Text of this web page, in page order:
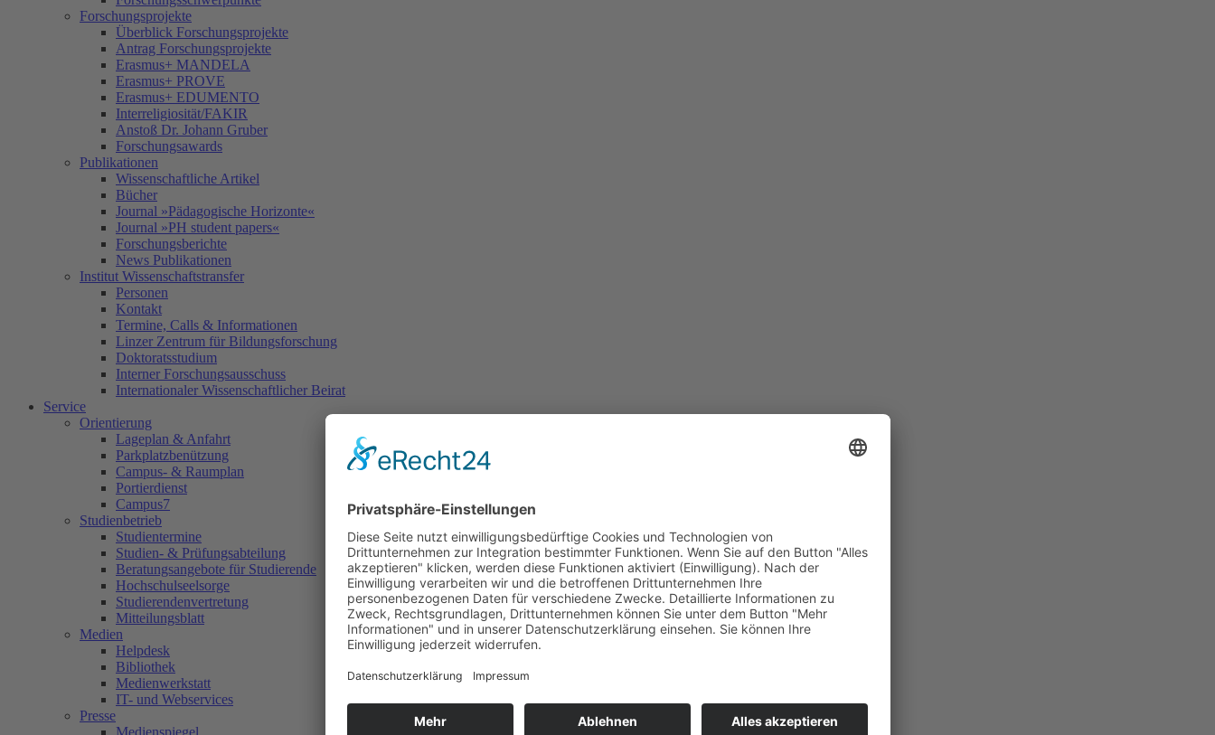
Forschungsprojekte
Überblick Forschungsprojekte
Antrag Forschungsprojekte
Erasmus+ MANDELA
Erasmus+ PROVE
Erasmus+ EDUMENTO
Interreligiosität/FAKIR
Anstoß Dr. Johann Gruber
Forschungsawards
Publikationen
Wissenschaftliche Artikel
Bücher
Journal »Pädagogische Horizonte«
Journal »PH student papers«
Forschungsberichte
News Publikationen
Institut Wissenschaftstransfer
Personen
Kontakt
Termine, Calls & Informationen
Linzer Zentrum für Bildungsforschung
Doktoratsstudium
Interner Forschungsausschuss
Internationaler Wissenschaftlicher Beirat
Service
Orientierung
Lageplan & Anfahrt
Parkplatzbenützung
Campus- & Raumplan
Portierdienst
Campus7
Studienbetrieb
Studientermine
Studien- & Prüfungsabteilung
Beratungsangebote für Studierende
Hochschulseelsorge
Studierendenvertretung
Mitteilungsblatt
Medien
Helpdesk
Bibliothek
Medienwerkstatt
IT- und Webservices
Presse